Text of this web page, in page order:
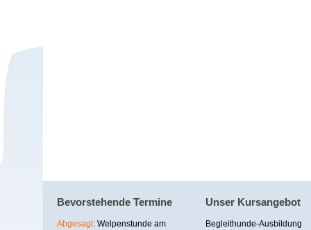
Bevorstehende Termine
Abgesagt: Welpenstunde am
Unser Kursangebot
Begleithunde-Ausbildung